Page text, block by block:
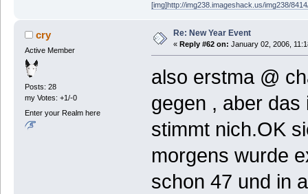
[img]http://img238.imageshack.us/img238/
cry
Active Member
Posts: 28
my Votes: +1/-0
Enter your Realm here
Re: New Year Event
« Reply #62 on: January 02, 2006,
also erstma @
gegen , aber das
stimmt nich.OK
morgens wurde
schon 47 und in